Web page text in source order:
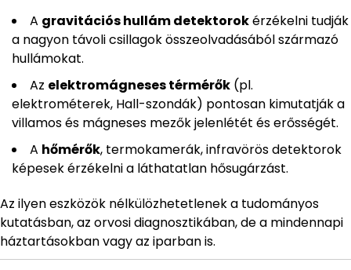
A gravitációs hullám detektorokérzékelni tudják
a nagyon távoli csillagok összeolvadásából származó
hullámokat.
Az elektromágneses térmérők (pl.
elektrométerek, Hall-szondák) pontosan kimutatják a
villamos és mágneses mezők jelenlétét és erősségét.
A hőmérők, termokamerák, infravörös detektorok
képesek érzékelni a láthatatlan hősugárzást.
Az ilyen eszközök nélkülözhetetlenek a tudományos
kutatásban, az orvosi diagnosztikában, de a mindennapi
háztartásokban vagy az iparban is.